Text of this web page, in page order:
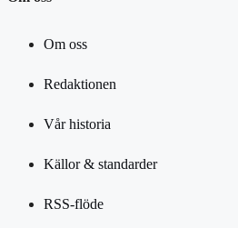
Om oss
Redaktionen
Vår historia
Källor & standarder
RSS-flöde